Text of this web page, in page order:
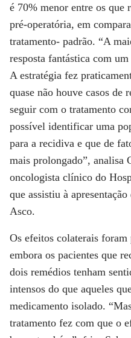
é 70% menor entre os que
pré-operatória, em
tratamento- padrão. “A
resposta fantástica com
A estratégia fez
quase não houve casos de
seguir com o tratamento
possível identificar uma
para a recidiva e que de
mais prolongado”, analisa
oncologista clínico do
que assistiu à
Asco.
Os efeitos colaterais foram
embora os pacientes que
dois remédios tenham
intensos do que aqueles
medicamento isolado.
tratamento fez com que o